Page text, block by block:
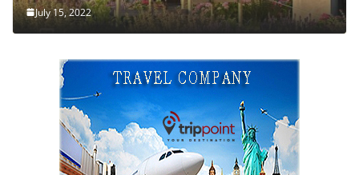
July 15, 2022